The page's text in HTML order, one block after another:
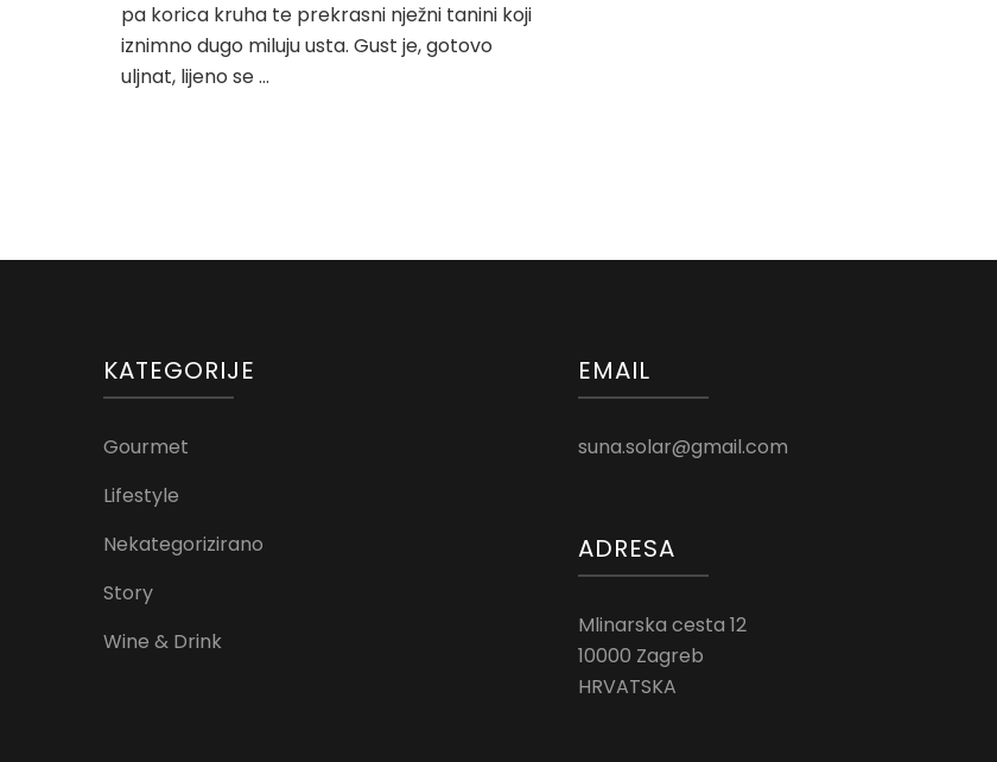
pa korica kruha te prekrasni nježni tanini koji
iznimno dugo miluju usta. Gust je, gotovo
uljnat, lijeno se …
KATEGORIJE
Gourmet
Lifestyle
Nekategorizirano
Story
Wine & Drink
EMAIL
suna.solar@gmail.com
ADRESA
Mlinarska cesta 12
10000 Zagreb
HRVATSKA